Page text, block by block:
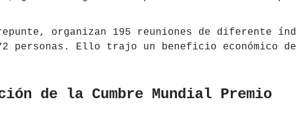
organizan 195 reuniones de diferente
personas. Ello trajo un beneficio económico de
de la Cumbre Mundial Premio